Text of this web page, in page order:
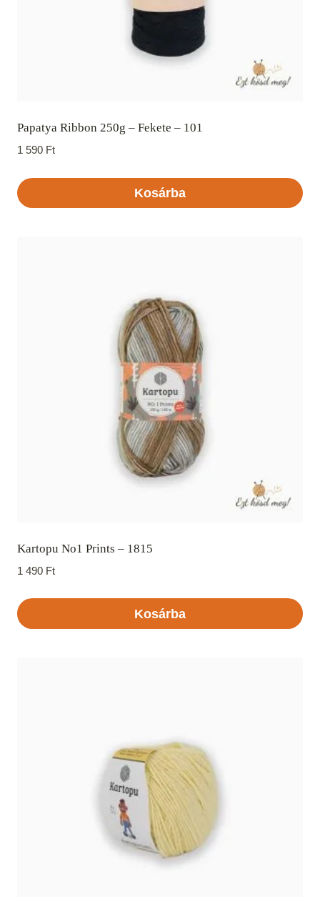
Papatya Ribbon 250g – Fekete – 101
1 590 Ft
Kosárba
Kartopu No1 Prints – 1815
1 490 Ft
Kosárba